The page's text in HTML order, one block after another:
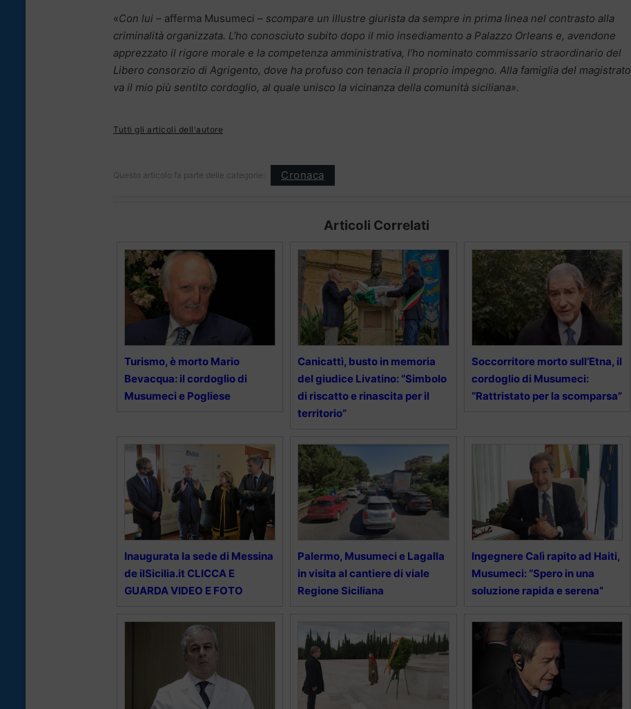
«Con lui – afferma Musumeci – scompare un illustre giurista da sempre in prima linea nel contrasto alla
criminalità organizzata. L’ho conosciuto subito dopo il mio insediamento a Palazzo Orleans e, avendone
apprezzato il rigore morale e la competenza amministrativa, l’ho nominato commissario straordinario del
Libero consorzio di Agrigento, dove ha profuso con tenacia il proprio impegno. Alla famiglia del magistrato
va il mio più sentito cordoglio, al quale unisco la vicinanza della comunità siciliana».
Tutti gli articoli dell'autore
Questo articolo fa parte delle categorie: Cronaca
Articoli Correlati
Turismo, è morto Mario
Bevacqua: il cordoglio di
Musumeci e Pogliese
Canicattì, busto in memoria
del giudice Livatino: “Simbolo
di riscatto e rinascita per il
territorio”
Soccorritore morto sull’Etna, il
cordoglio di Musumeci:
“Rattristato per la scomparsa”
Inaugurata la sede di Messina
de ilSicilia.it CLICCA E
GUARDA VIDEO E FOTO
Palermo, Musumeci e Lagalla
in visita al cantiere di viale
Regione Siciliana
Ingegnere Calì rapito ad Haiti,
Musumeci: “Spero in una
soluzione rapida e serena”